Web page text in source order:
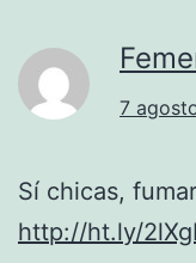
7
Sí chicas,
http://ht.ly/